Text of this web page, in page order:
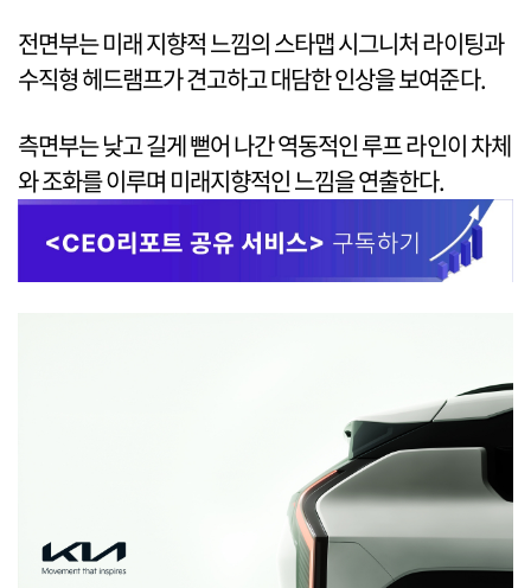
전면부는 미래 지향적 느낌의 스타맵 시그니처 라이팅과
수직형 헤드램프가 견고하고 대담한 인상을 보여준다.
측면부는 낮고 길게 뻗어 나간 역동적인 루프 라인이 차체
와 조화를 이루며 미래지향적인 느낌을 연출한다.